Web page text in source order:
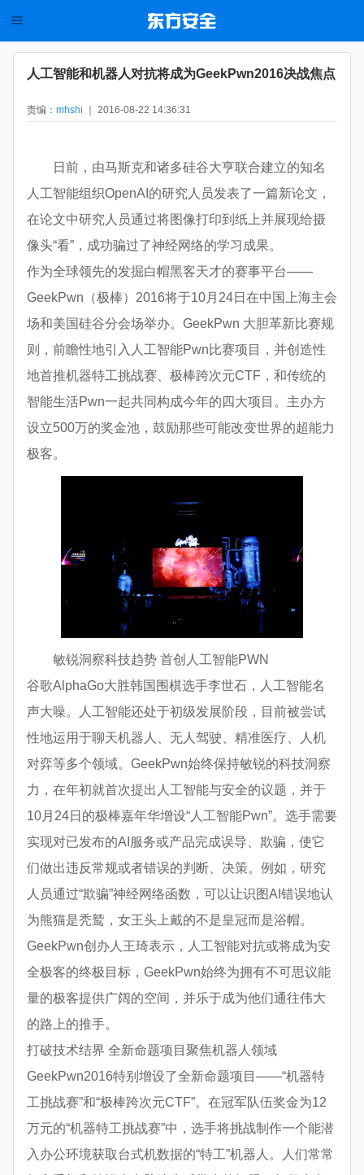
人工智能和机器人对抗将成为GeekPwn2016决战焦点
责编： mhshi ｜ 2016-08-22 14:36:31
日前，由马斯克和诸多硅谷大亨联合建立的知名
人工智能组织OpenAI的研究人员发表了一篇新论文，
在论文中研究人员通过将图像打印到纸上并展现给摄
像头“看”，成功骗过了神经网络的学习成果。
作为全球领先的发掘白帽黑客天才的赛事平台——
GeekPwn（极棒）2016将于10月24日在中国上海主会
场和美国硅谷分会场举办。GeekPwn 大胆革新比赛规
则，前瞻性地引入人工智能Pwn比赛项目，并创造性
地首推机器特工挑战赛、极棒跨次元CTF，和传统的
智能生活Pwn一起共同构成今年的四大项目。主办方
设立500万的奖金池，鼓励那些可能改变世界的超能力
极客。
敏锐洞察科技趋势 首创人工智能PWN
谷歌AlphaGo大胜韩国围棋选手李世石，人工智能名
声大噪。人工智能还处于初级发展阶段，目前被尝试
性地运用于聊天机器人、无人驾驶、精准医疗、人机
对弈等多个领域。GeekPwn始终保持敏锐的科技洞察
力，在年初就首次提出人工智能与安全的议题，并于
10月24日的极棒嘉年华增设“人工智能Pwn”。选手需要
实现对已发布的AI服务或产品完成误导、欺骗，使它
们做出违反常规或者错误的判断、决策。例如，研究
人员通过“欺骗”神经网络函数，可以让识图AI错误地认
为熊猫是秃鹫，女王头上戴的不是皇冠而是浴帽。
GeekPwn创办人王琦表示，人工智能对抗或将成为安
全极客的终极目标，GeekPwn始终为拥有不可思议能
量的极客提供广阔的空间，并乐于成为他们通往伟大
的路上的推手。
打破技术结界 全新命题项目聚焦机器人领域
GeekPwn2016特别增设了全新命题项目——“机器特
工挑战赛”和“极棒跨次元CTF”。在冠军队伍奖金为12
万元的“机器特工挑战赛”中，选手将挑战制作一个能潜
入办公环境获取台式机数据的“特工”机器人。人们常常